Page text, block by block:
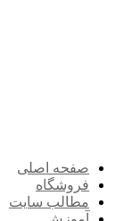
صفحه اصلی
فروشگاه
مطالب سایت